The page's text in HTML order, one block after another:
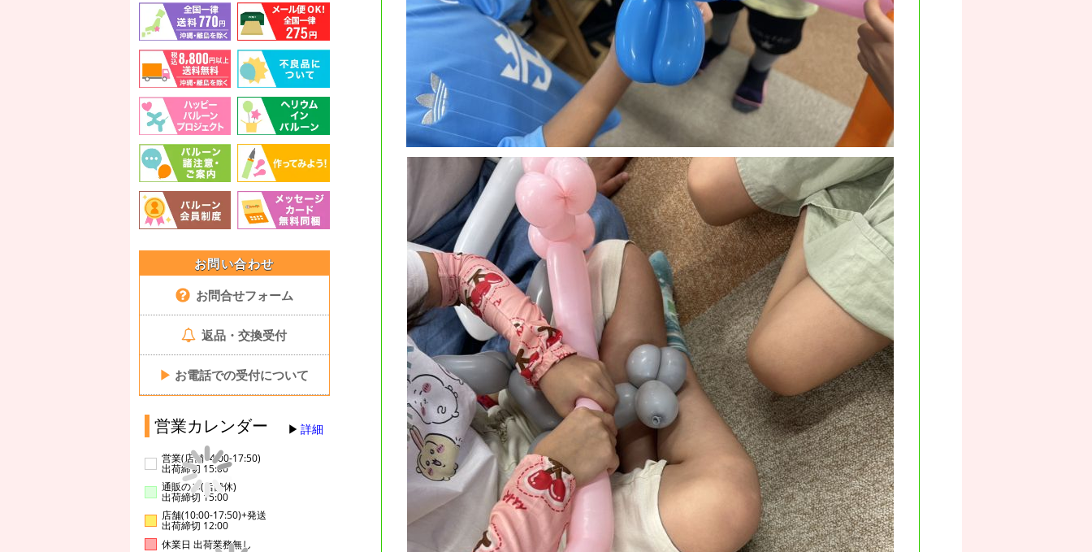
お問い合わせ
お問合せフォーム
返品・交換受付
▶ お電話での受付について
営業カレンダー 詳細
営業(店舗14:00-17:50)
出荷締切 15:00
通販のみ(店舗休)
出荷締切 15:00
店舗(10:00-17:50)+発送
出荷締切 12:00
休業日 出荷業務無し